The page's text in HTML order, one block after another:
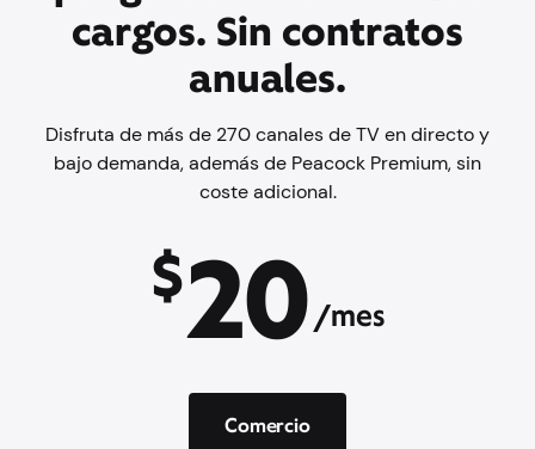
cargos. Sin contratos
anuales.
Disfruta de más de 270 canales de TV en directo y
bajo demanda, además de Peacock Premium, sin
coste adicional.
$20/mes
Comercio